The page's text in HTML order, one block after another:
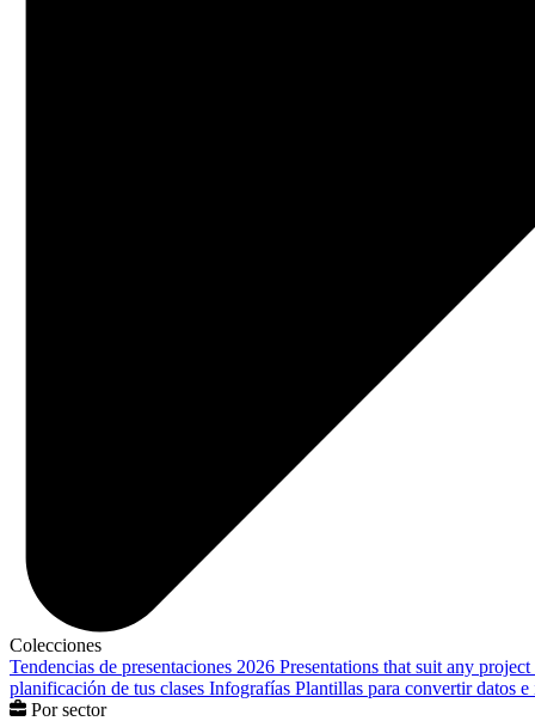
Colecciones
Tendencias de presentaciones 2026 Presentations that suit any project
planificación de tus clases Infografías Plantillas para convertir datos
Por sector